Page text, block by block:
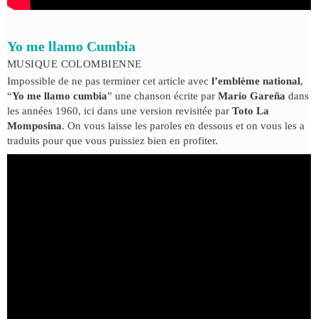
Yo me llamo Cumbia
MUSIQUE COLOMBIENNE
Impossible de ne pas terminer cet article avec l’emblème national,
“Yo me llamo cumbia” une chanson écrite par Mario Gareña dans
les années 1960, ici dans une version revisitée par Toto La
Momposina. On vous laisse les paroles en dessous et on vous les a
traduits pour que vous puissiez bien en profiter.